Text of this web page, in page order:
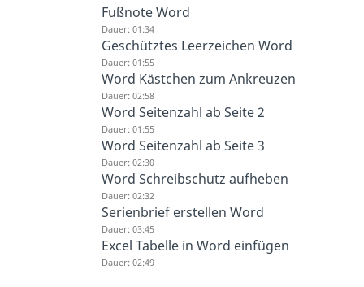
Fußnote Word
Dauer: 01:34
Geschütztes Leerzeichen Word
Dauer: 01:55
Word Kästchen zum Ankreuzen
Dauer: 02:58
Word Seitenzahl ab Seite 2
Dauer: 01:55
Word Seitenzahl ab Seite 3
Dauer: 02:30
Word Schreibschutz aufheben
Dauer: 02:32
Serienbrief erstellen Word
Dauer: 03:45
Excel Tabelle in Word einfügen
Dauer: 02:49